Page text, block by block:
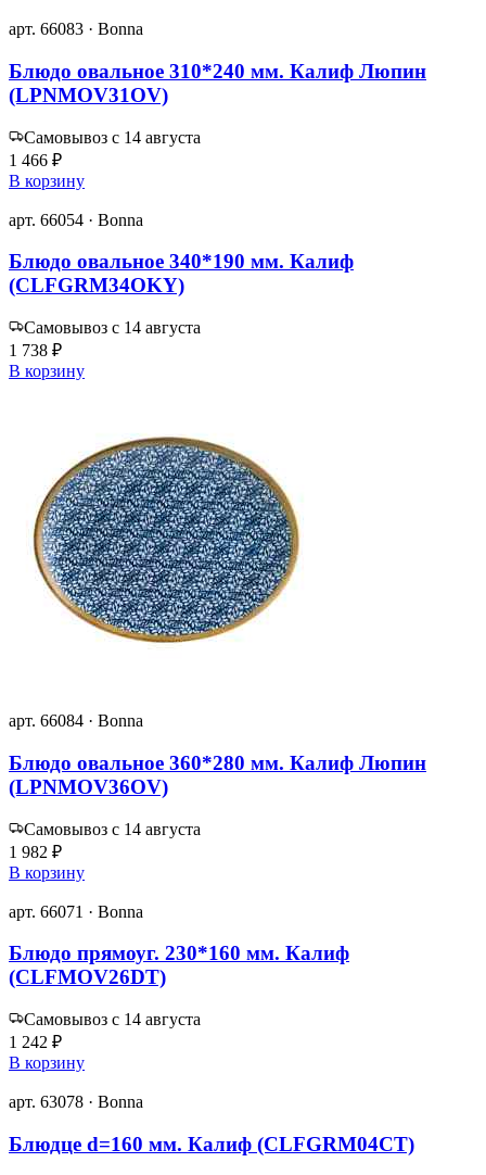
арт. 66083 · Bonna
Блюдо овальное 310*240 мм. Калиф Люпин
(LPNMOV31OV)
Самовывоз с 14 августа
1 466 ₽
В корзину
арт. 66054 · Bonna
Блюдо овальное 340*190 мм. Калиф
(CLFGRM34OKY)
Самовывоз с 14 августа
1 738 ₽
В корзину
арт. 66084 · Bonna
Блюдо овальное 360*280 мм. Калиф Люпин
(LPNMOV36OV)
Самовывоз с 14 августа
1 982 ₽
В корзину
арт. 66071 · Bonna
Блюдо прямоуг. 230*160 мм. Калиф
(CLFMOV26DT)
Самовывоз с 14 августа
1 242 ₽
В корзину
арт. 63078 · Bonna
Блюдце d=160 мм. Калиф (CLFGRM04CT)